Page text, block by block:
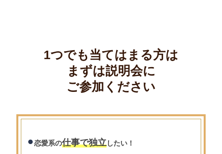
1つでも当てはまる方は
まずは説明会に
ご参加ください
恋愛系の仕事で独立したい！